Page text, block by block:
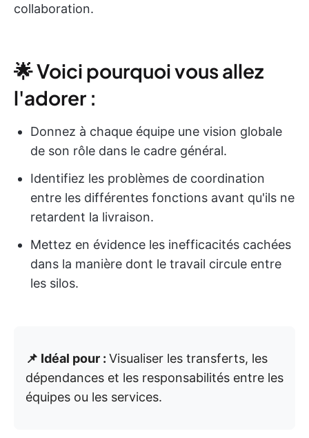
collaboration.
🌟 Voici pourquoi vous allez
l'adorer :
Donnez à chaque équipe une vision globale
de son rôle dans le cadre général.
Identifiez les problèmes de coordination
entre les différentes fonctions avant qu'ils ne
retardent la livraison.
Mettez en évidence les inefficacités cachées
dans la manière dont le travail circule entre
les silos.
📌 Idéal pour : Visualiser les transferts, les
dépendances et les responsabilités entre les
équipes ou les services.